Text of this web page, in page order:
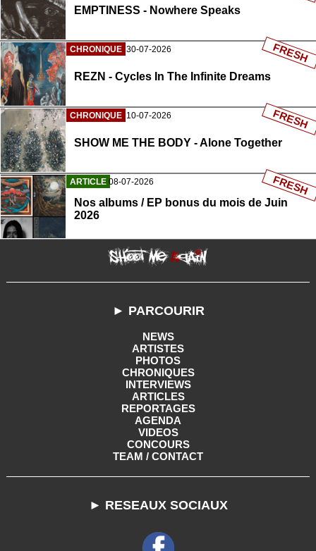
EMPTINESS - Nowhere Speaks
CHRONIQUE 30-07-2026
REZN - Cycles In The Infinite Dreams
FRESH
CHRONIQUE 10-07-2026
SHOW ME THE BODY - Alone Together
FRESH
ARTICLE 08-07-2026
Nos albums / EP bonus du mois de Juin
2026
FRESH
► PARCOURIR
NEWS
ARTISTES
PHOTOS
CHRONIQUES
INTERVIEWS
ARTICLES
REPORTAGES
AGENDA
VIDEOS
CONCOURS
TEAM / CONTACT
► RESEAUX SOCIAUX